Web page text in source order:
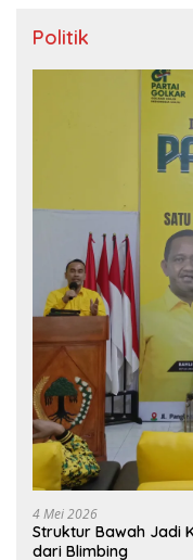
Politik
4 Mei 2026
Struktur Bawah Jadi
dari Blimbing